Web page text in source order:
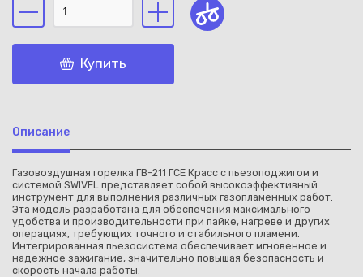
Купить
Описание
Газовоздушная горелка ГВ-211 ГСЕ Красс с пьезоподжигом и
системой SWIVEL представляет собой высокоэффективный
инструмент для выполнения различных газопламенных работ.
Эта модель разработана для обеспечения максимального
удобства и производительности при пайке, нагреве и других
операциях, требующих точного и стабильного пламени.
Интегрированная пьезосистема обеспечивает мгновенное и
надежное зажигание, значительно повышая безопасность и
скорость начала работы.